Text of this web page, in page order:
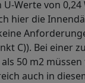
Werte von 0,24
hier die
C)). Bei einer
50 m2
auch in